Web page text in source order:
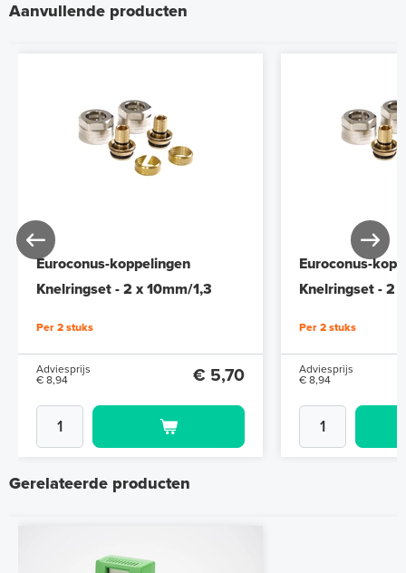
Aanvullende producten
Euroconus-koppelingen
Knelringset - 2 x 10mm/1,3
Per 2 stuks
Adviesprijs
€ 8,94
€ 5,70
Euroconus-
Knelringset - 2
Per 2 stuks
Adviesprijs
€ 8,94
Gerelateerde producten